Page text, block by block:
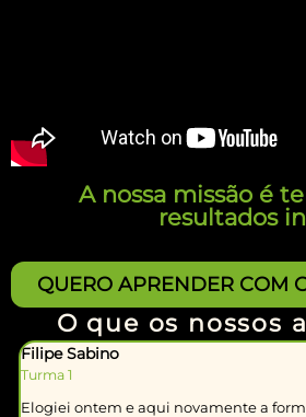
A nossa missão é
resultados
QUERO APRENDER COM
O que os nossos
Filipe Sabino
Turma 1
Elogiei ontem e aqui novamente a